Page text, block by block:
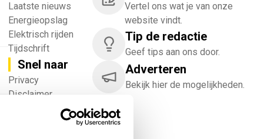
Laatste nieuws
Energieopslag
Elektrisch rijden
Tijdschrift
Snel naar
Privacy
Disclaimer
Vertel ons wat je van onze
website vindt.
Tip de redactie
Geef tips aan ons door.
Adverteren
Bekijk hier de mogelijkheden.